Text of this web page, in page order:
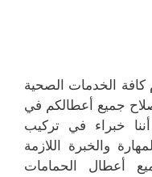
الخدمات الصحية
جميع أعطالكم في
خبراء في تركيب
والخبرة اللازمة
أعطال الحمامات